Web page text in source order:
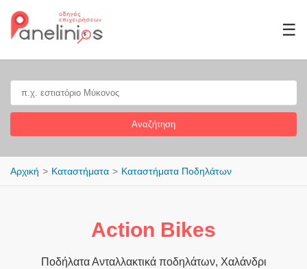
☰
Αναζήτηση
Αρχική Καταστήματα Καταστήματα Ποδηλάτων
Action Bikes
Ποδήλατα Ανταλλακτικά ποδηλάτων, Χαλάνδρι